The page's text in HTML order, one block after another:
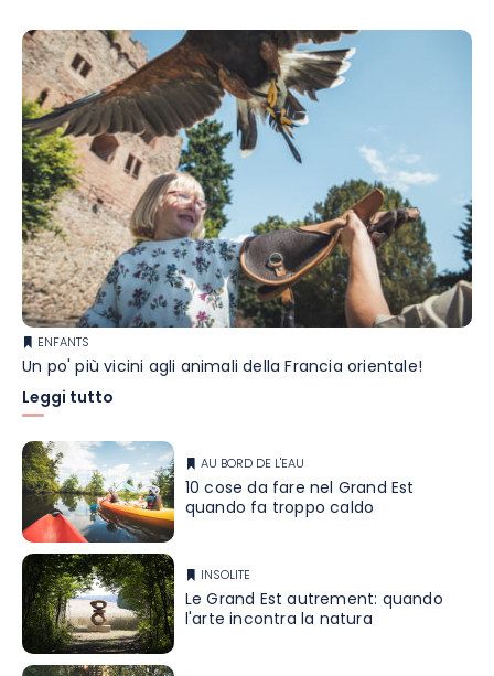
ENFANTS
Un po' più vicini agli animali della Francia orientale!
Leggi tutto
AU BORD DE L'EAU
10 cose da fare nel Grand Est
quando fa troppo caldo
INSOLITE
Le Grand Est autrement: quando
l'arte incontra la natura